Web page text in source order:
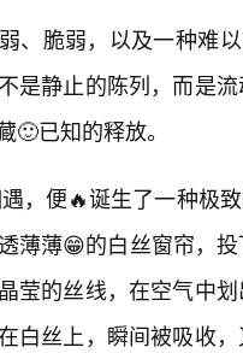
、脆弱，以及一种难
是静止的陈列，而是
🙂已知的释放。
遇，便🔥诞生了一种
薄薄😁的白丝窗帘，
莹的丝线，在空气中
白丝上，瞬间被吸收